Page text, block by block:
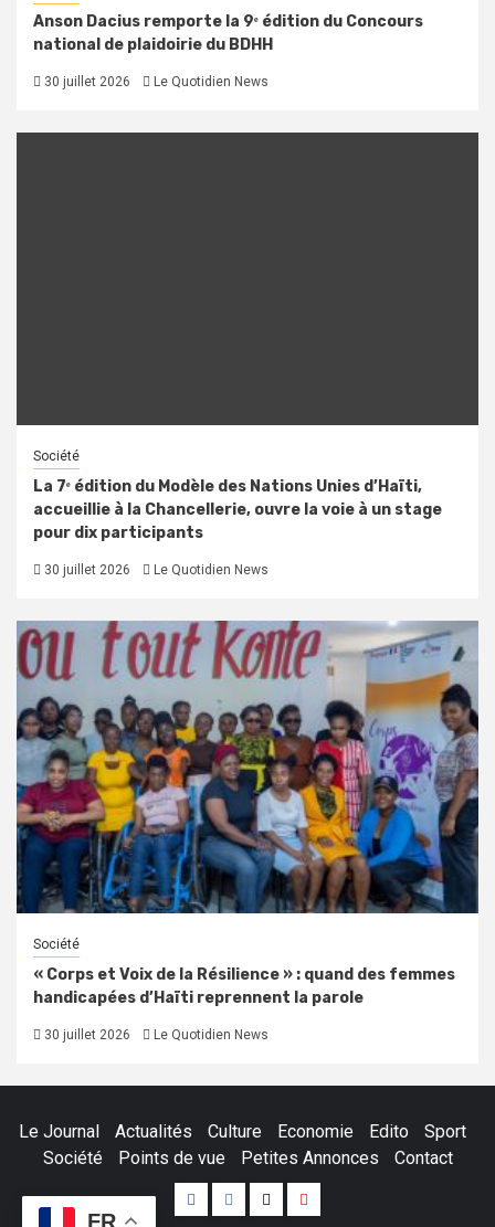
Anson Dacius remporte la 9ᵉ édition du Concours
national de plaidoirie du BDHH
30 juillet 2026 Le Quotidien News
Société
La 7ᵉ édition du Modèle des Nations Unies d’Haïti,
accueillie à la Chancellerie, ouvre la voie à un stage
pour dix participants
30 juillet 2026 Le Quotidien News
Société
« Corps et Voix de la Résilience » : quand des femmes
handicapées d’Haïti reprennent la parole
30 juillet 2026 Le Quotidien News
Le Journal Actualités Culture Economie Edito
Sport
Société
Points de vue Petites Annonces Contact
FacebookInstagram
TwitterYoutube
FR